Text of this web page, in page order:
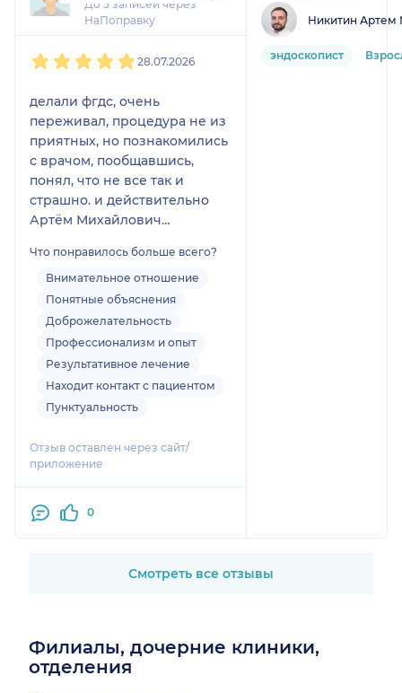
До 5 записей через
НаПоправку
28.07.2026
делали фгдс, очень
переживал, процедура не из
приятных, но познакомились
с врачом, пообщавшись,
понял, что не все так и
страшно. и действительно
Артём Михайлович
прошло за считанные
минуты.
после расписал все
"проблемки" на понятном
языке.
выражаю огромную
благодарность
Что понравилось больше всего?
Внимательное отношение
Понятные объяснения
Доброжелательность
Профессионализм и опыт
Результативное лечение
Находит контакт с пациентом
Пунктуальность
Отзыв оставлен через сайт/
приложение
0
Никитин Артем
эндоскопист
Смотреть все отзывы
Филиалы, дочерние клиники,
отделения